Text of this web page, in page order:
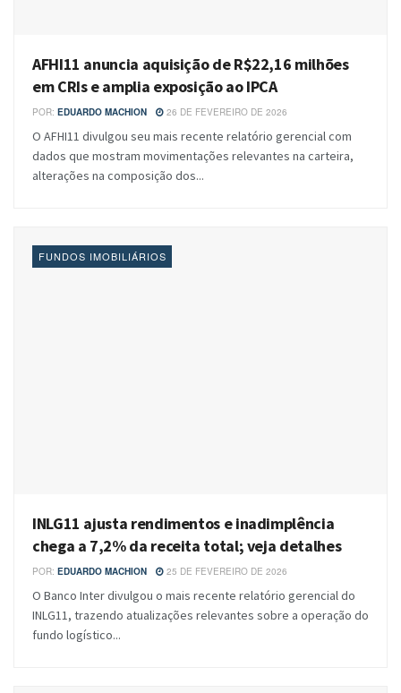
AFHI11 anuncia aquisição de R$22,16 milhões
em CRIs e amplia exposição ao IPCA
POR: EDUARDO MACHION 26 DE FEVEREIRO DE 2026
O AFHI11 divulgou seu mais recente relatório gerencial com
dados que mostram movimentações relevantes na carteira,
alterações na composição dos...
FUNDOS IMOBILIÁRIOS
INLG11 ajusta rendimentos e inadimplência
chega a 7,2% da receita total; veja detalhes
POR: EDUARDO MACHION 25 DE FEVEREIRO DE 2026
O Banco Inter divulgou o mais recente relatório gerencial do
INLG11, trazendo atualizações relevantes sobre a operação do
fundo logístico...